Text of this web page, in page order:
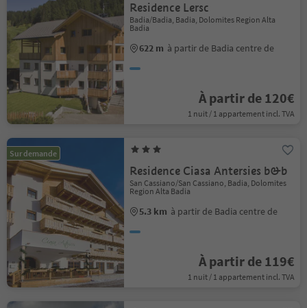
Residence Lersc
Badia/Badia, Badia, Dolomites Region Alta
Badia
622 m à partir de Badia centre de
À partir de 120€
1 nuit / 1 appartement incl. TVA
Sur demande
Residence Ciasa Antersies b&b
San Cassiano/San Cassiano, Badia, Dolomites
Region Alta Badia
5.3 km à partir de Badia centre de
À partir de 119€
1 nuit / 1 appartement incl. TVA